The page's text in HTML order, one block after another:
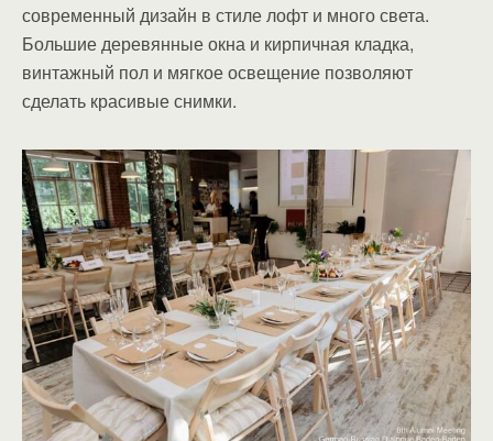
современный дизайн в стиле лофт и много света.
Большие деревянные окна и кирпичная кладка,
винтажный пол и мягкое освещение позволяют
сделать красивые снимки.